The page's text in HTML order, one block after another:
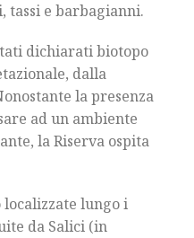
tassi e barbagianni.
dichiarati biotopo
dalla
la presenza
ad un ambiente
la Riserva ospita
localizzate lungo i
da Salici (in